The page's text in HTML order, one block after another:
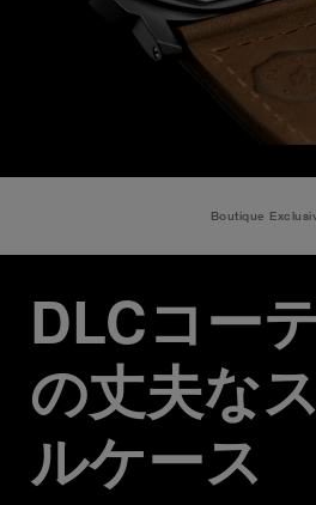
Boutique
DLCコー
の丈夫な
ルケース